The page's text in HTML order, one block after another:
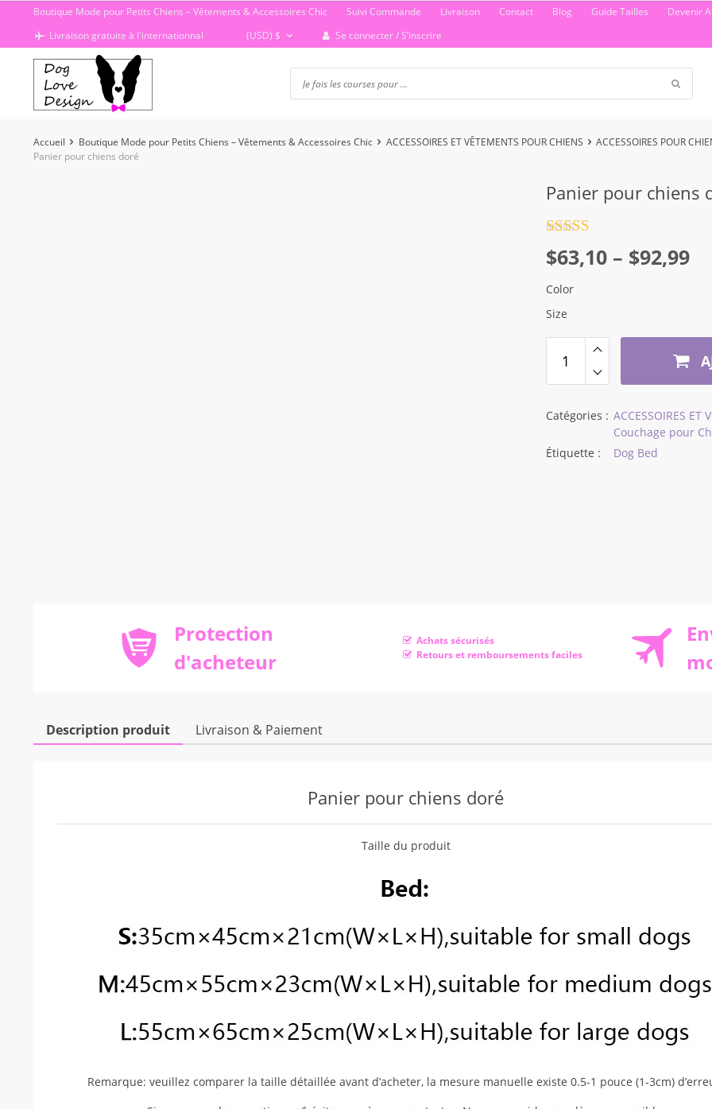
contenu
Boutique Mode pour Petits Chiens – Vêtements & Accessoires Chic Suivi Commande Livraison Contact Blog Guide Tailles
Devenir
Livraison gratuite à l'internationnal
(USD) $ Se connecter / S’inscrire
Accueil Boutique Mode pour Petits Chiens – Vêtements & Accessoires Chic ACCESSOIRES ET VÊTEMENTS POUR CHIENS ACCESSOIRES POUR
Panier pour chiens doré
Panier pour chiens
sur 5
$63,10 – $92,99
Plage
de
prix :
$92,99
Color
Size
Catégories : ACCESSOIRES ET
Couchage pour
Étiquette :
Dog Bed
Protection
d'acheteur
Achats sécurisés
Retours et remboursements faciles
Description produit Livraison & Paiement
Panier pour chiens doré
Taille du produit
Remarque: veuillez comparer la taille détaillée avant d’acheter, la mesure manuelle existe 0.5-1 pouce (1-3cm)